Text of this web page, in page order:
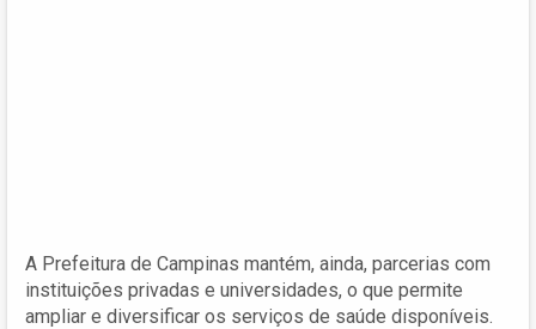
A Prefeitura de Campinas mantém, ainda, parcerias com
instituições privadas e universidades, o que permite
ampliar e diversificar os serviços de saúde disponíveis.